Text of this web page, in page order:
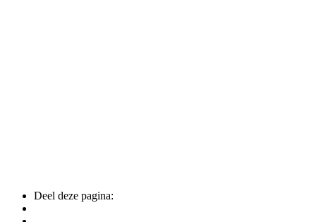
Deel deze pagina: